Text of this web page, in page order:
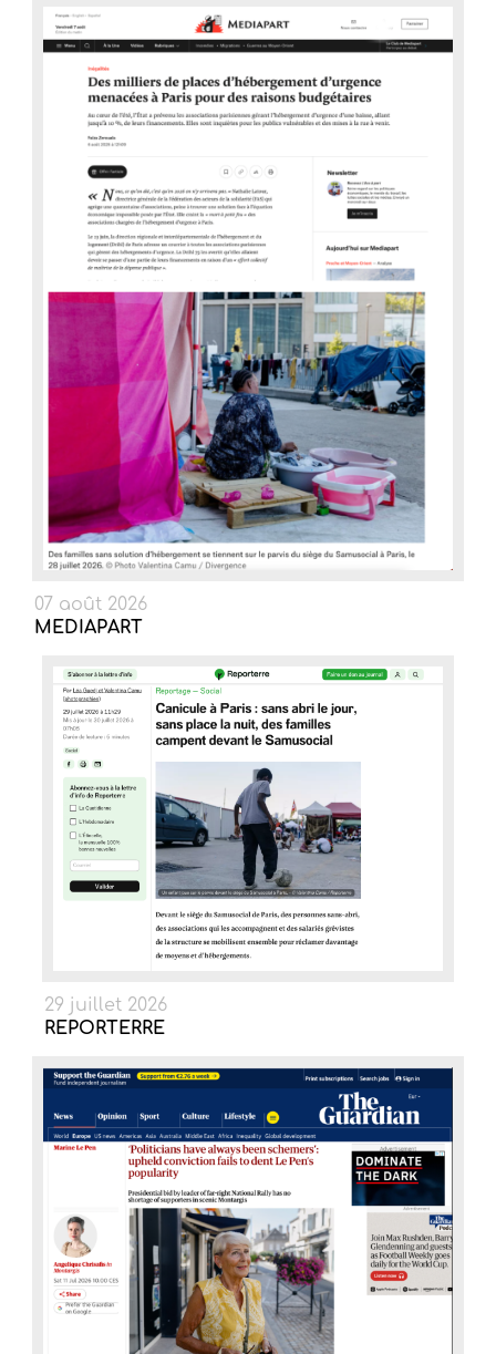
07 août 2026
MEDIAPART
29 juillet 2026
REPORTERRE